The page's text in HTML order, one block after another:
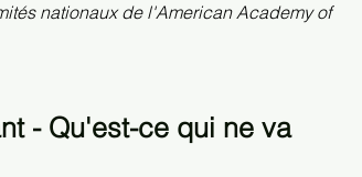
nationaux de l'American Academy of
- Qu'est-ce qui ne va